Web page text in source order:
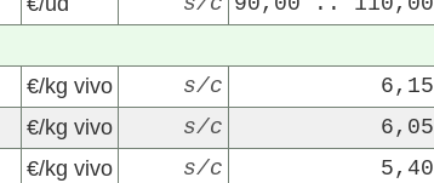
€/kg vivo s/c
6,15
€/kg vivo s/c
6,05
€/kg vivo s/c
5,40